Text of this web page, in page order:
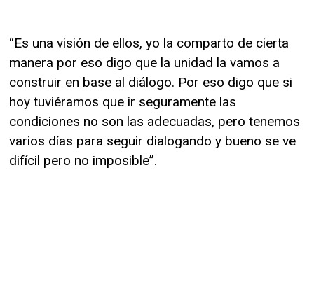
“Es una visión de ellos, yo la comparto de cierta
manera por eso digo que la unidad la vamos a
construir en base al diálogo. Por eso digo que si
hoy tuviéramos que ir seguramente las
condiciones no son las adecuadas, pero tenemos
varios días para seguir dialogando y bueno se ve
difícil pero no imposible”.